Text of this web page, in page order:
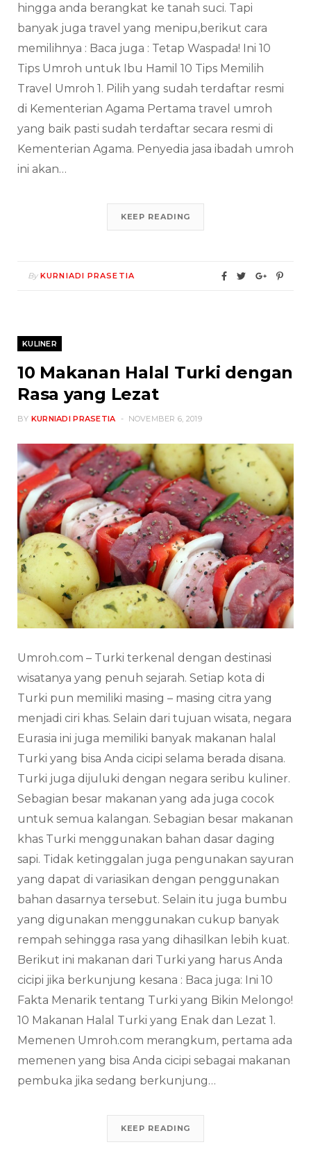
hingga anda berangkat ke tanah suci. Tapi
banyak juga travel yang menipu,berikut cara
memilihnya : Baca juga : Tetap Waspada! Ini 10
Tips Umroh untuk Ibu Hamil 10 Tips Memilih
Travel Umroh 1. Pilih yang sudah terdaftar resmi
di Kementerian Agama Pertama travel umroh
yang baik pasti sudah terdaftar secara resmi di
Kementerian Agama. Penyedia jasa ibadah umroh
ini akan…
KEEP READING
By KURNIADI PRASETIA
KULINER
10 Makanan Halal Turki dengan
Rasa yang Lezat
BY KURNIADI PRASETIA NOVEMBER 6, 2019
Umroh.com – Turki terkenal dengan destinasi
wisatanya yang penuh sejarah. Setiap kota di
Turki pun memiliki masing – masing citra yang
menjadi ciri khas. Selain dari tujuan wisata, negara
Eurasia ini juga memiliki banyak makanan halal
Turki yang bisa Anda cicipi selama berada disana.
Turki juga dijuluki dengan negara seribu kuliner.
Sebagian besar makanan yang ada juga cocok
untuk semua kalangan. Sebagian besar makanan
khas Turki menggunakan bahan dasar daging
sapi. Tidak ketinggalan juga pengunakan sayuran
yang dapat di variasikan dengan penggunakan
bahan dasarnya tersebut. Selain itu juga bumbu
yang digunakan menggunakan cukup banyak
rempah sehingga rasa yang dihasilkan lebih kuat.
Berikut ini makanan dari Turki yang harus Anda
cicipi jika berkunjung kesana : Baca juga: Ini 10
Fakta Menarik tentang Turki yang Bikin Melongo!
10 Makanan Halal Turki yang Enak dan Lezat 1.
Memenen Umroh.com merangkum, pertama ada
memenen yang bisa Anda cicipi sebagai makanan
pembuka jika sedang berkunjung…
KEEP READING